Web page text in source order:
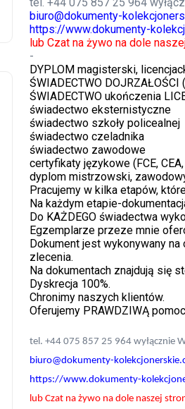
biuro@dokumenty-
https://www.dokumenty-
lub Czat na żywo na dole
-
DYPLOM magisterski,
ŚWIADECTWO DOJRZAŁOŚCI
ŚWIADECTWO ukończenia
świadectwo eksternistyczne
świadectwo szkoły policealnej
świadectwo czeladnika
świadectwo zawodowe
certyfikaty językowe (FCE,
dyplom mistrzowski,
Pracujemy w kilka etapów,
Na każdym etapie-
Do KAŻDEGO świadectwa
Egzemplarze przeze mnie
Dokument jest wykonywany
zlecenia.
Na dokumentach znajdują się
Dyskrecja 100%.
Chronimy naszych klientów.
Oferujemy PRAWDZIWĄ
tel. +44 075 857 25 964 wyłącznie
biuro@dokumenty-
https://www.dokumenty-
lub Czat na żywo na dole naszej
oferta
Dyplom kolekcjonerski z
wpisem